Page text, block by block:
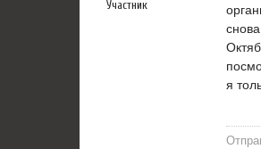
Участник
я